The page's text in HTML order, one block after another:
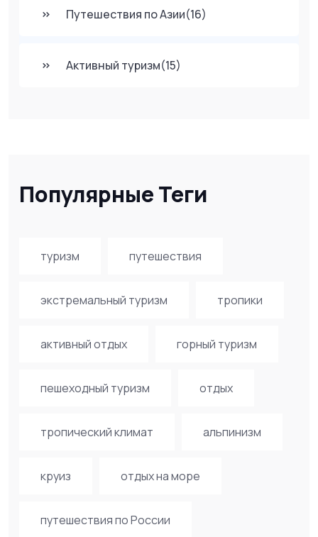
Путешествия по Азии(16)
Активный туризм(15)
Популярные Теги
туризм путешествия
экстремальный туризм тропики
активный отдых горный туризм
пешеходный туризм отдых
тропический климат альпинизм
круиз отдых на море
путешествия по России